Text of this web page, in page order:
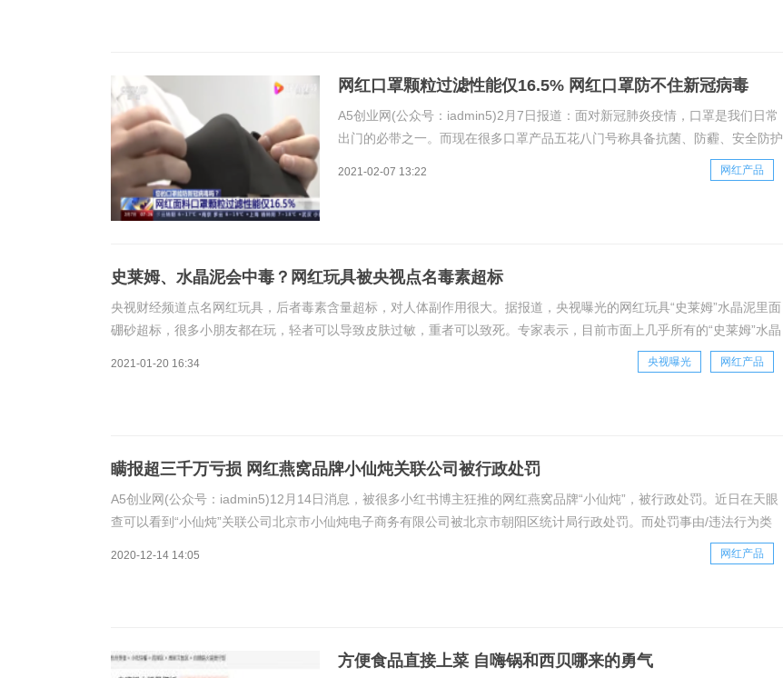
网红口罩颗粒过滤性能仅16.5% 网红口罩防不住新冠病毒
A5创业网(公众号：iadmin5)2月7日报道：面对新冠肺炎疫情，口罩是我们日常
出门的必带之一。而现在很多口罩产品五花八门号称具备抗菌、防霾、安全防护
等功效，还有蒸汽口罩，这些口罩是否能满足新冠防护标准呢？国家纺织制品质
量监督检验中心对一款网红口罩进行测试，结果显示该口罩的过滤效率是
2021-02-07 13:22 网红产品
史莱姆、水晶泥会中毒？网红玩具被央视点名毒素超标
央视财经频道点名网红玩具，后者毒素含量超标，对人体副作用很大。据报道，央视曝光的网红玩具“史莱姆”水晶泥里面
硼砂超标，很多小朋友都在玩，轻者可以导致皮肤过敏，重者可以致死。专家表示，目前市面上几乎所有的“史莱姆”水晶
泥内全都含有硼砂成分，再加上这种玩具质地黏软，极易粘在皮肤上。孩子们经常接触，就有可
2021-01-20 16:34 央视曝光 网红产品
瞒报超三千万亏损 网红燕窝品牌小仙炖关联公司被行政处罚
A5创业网(公众号：iadmin5)12月14日消息，被很多小红书博主狂推的网红燕窝品牌“小仙炖”，被行政处罚。近日在天眼
查可以看到“小仙炖”关联公司北京市小仙炖电子商务有限公司被北京市朝阳区统计局行政处罚。而处罚事由/违法行为类
2020-12-14 14:05 网红产品
方便食品直接上菜 自嗨锅和西贝哪来的勇气